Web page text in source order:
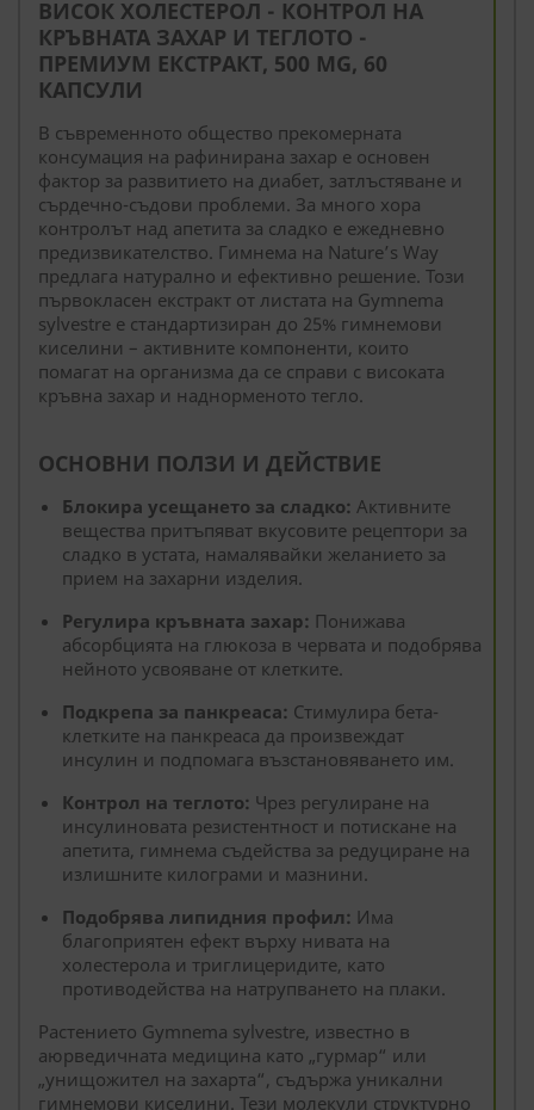
ВИСОК ХОЛЕСТЕРОЛ - КОНТРОЛ НА
КРЪВНАТА ЗАХАР И ТЕГЛОТО -
ПРЕМИУМ ЕКСТРАКТ, 500 MG, 60
КАПСУЛИ
В съвременното общество прекомерната
консумация на рафинирана захар е основен
фактор за развитието на диабет, затлъстяване и
сърдечно-съдови проблеми. За много хора
контролът над апетита за сладко е ежедневно
предизвикателство. Гимнема на Nature’s Way
предлага натурално и ефективно решение. Този
първокласен екстракт от листата на Gymnema
sylvestre е стандартизиран до 25% гимнемови
киселини – активните компоненти, които
помагат на организма да се справи с високата
кръвна захар и наднорменото тегло.
ОСНОВНИ ПОЛЗИ И ДЕЙСТВИЕ
Блокира усещането за сладко: Активните
вещества притъпяват вкусовите рецептори за
сладко в устата, намалявайки желанието за
прием на захарни изделия.
Регулира кръвната захар: Понижава
абсорбцията на глюкоза в червата и подобрява
нейното усвояване от клетките.
Подкрепа за панкреаса: Стимулира бета-
клетките на панкреаса да произвеждат
инсулин и подпомага възстановяването им.
Контрол на теглото: Чрез регулиране на
инсулиновата резистентност и потискане на
апетита, гимнема съдейства за редуциране на
излишните килограми и мазнини.
Подобрява липидния профил: Има
благоприятен ефект върху нивата на
холестерола и триглицеридите, като
противодейства на натрупването на плаки.
Растението Gymnema sylvestre, известно в
аюрведичната медицина като „гурмар“ или
„унищожител на захарта“, съдържа уникални
гимнемови киселини. Тези молекули структурно